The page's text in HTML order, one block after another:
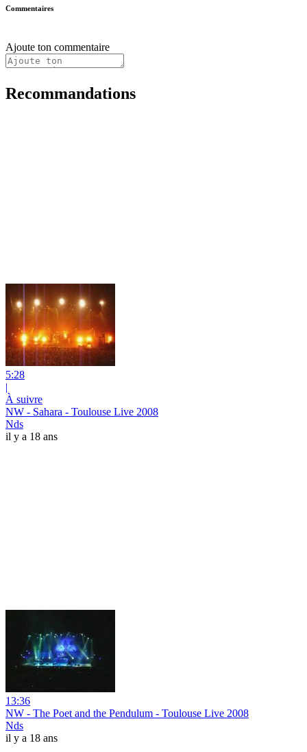
Commentaires
Ajoute ton commentaire
Recommandations
5:28
|
À suivre
NW - Sahara - Toulouse Live 2008
Nds
il y a 18 ans
13:36
NW - The Poet and the Pendulum - Toulouse Live 2008
Nds
il y a 18 ans